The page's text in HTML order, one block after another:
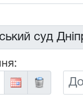
До: